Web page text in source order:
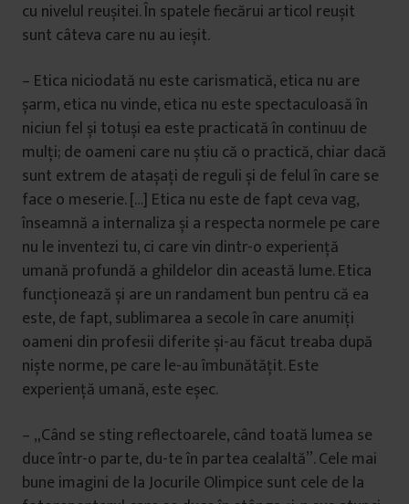
cu nivelul reușitei. În spatele fiecărui articol reușit
sunt câteva care nu au ieșit.
– Etica niciodată nu este carismatică, etica nu are
șarm, etica nu vinde, etica nu este spectaculoasă în
niciun fel și totuși ea este practicată în continuu de
mulți; de oameni care nu știu că o practică, chiar dacă
sunt extrem de atașați de reguli și de felul în care se
face o meserie. […] Etica nu este de fapt ceva vag,
înseamnă a internaliza și a respecta normele pe care
nu le inventezi tu, ci care vin dintr-o experiență
umană profundă a ghildelor din această lume. Etica
funcționează și are un randament bun pentru că ea
este, de fapt, sublimarea a secole în care anumiți
oameni din profesii diferite și-au făcut treaba după
niște norme, pe care le-au îmbunătățit. Este
experiență umană, este eșec.
– „Când se sting reflectoarele, când toată lumea se
duce într-o parte, du-te în partea cealaltă”. Cele mai
bune imagini de la Jocurile Olimpice sunt cele de la